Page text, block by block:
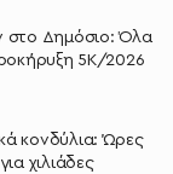
στο Δημόσιο: Όλα
5Κ/2026
κονδύλια: Ώρες
χιλιάδες